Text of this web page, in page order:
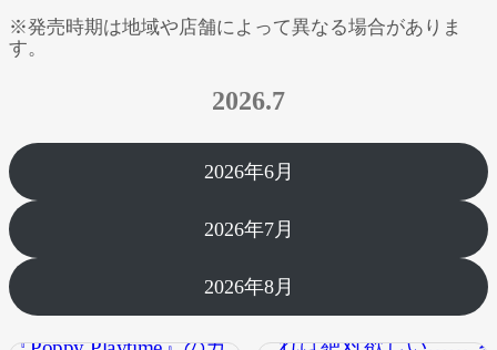
※発売時期は地域や店舗によって異なる場合がありま
す。
2026.7
2026年6月
2026年7月
2026年8月